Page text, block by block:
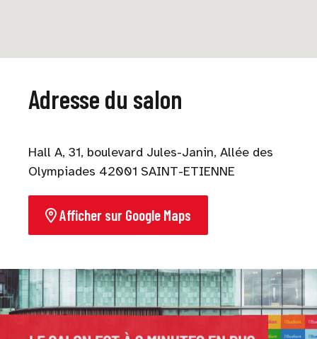
Adresse du salon
Hall A, 31, boulevard Jules-Janin, Allée des
Olympiades 42001 SAINT-ETIENNE
Afficher sur Google Maps